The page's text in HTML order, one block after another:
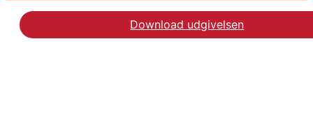
Download udgivelsen